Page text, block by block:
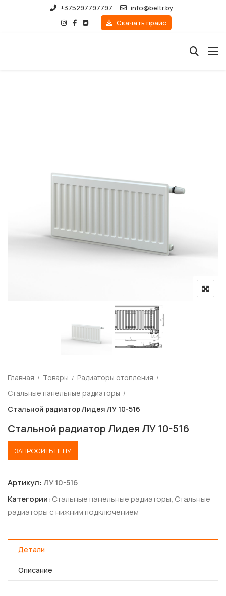
+375297797797
info@beltr.by
Скачать прайс
Главная Товары
Радиаторы отопления
Стальные панельные радиаторы
Стальной радиатор Лидея ЛУ 10-516
Стальной радиатор Лидея ЛУ 10-516
ЗАПРОСИТЬ ЦЕНУ
Артикул:ЛУ 10-516
Категории: Стальные панельные радиаторы, Стальные
радиаторы с нижним подключением
Детали
Описание